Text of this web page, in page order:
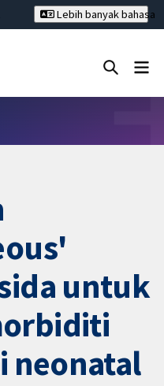
Lebih banyak bahasa
untuk
neonatal